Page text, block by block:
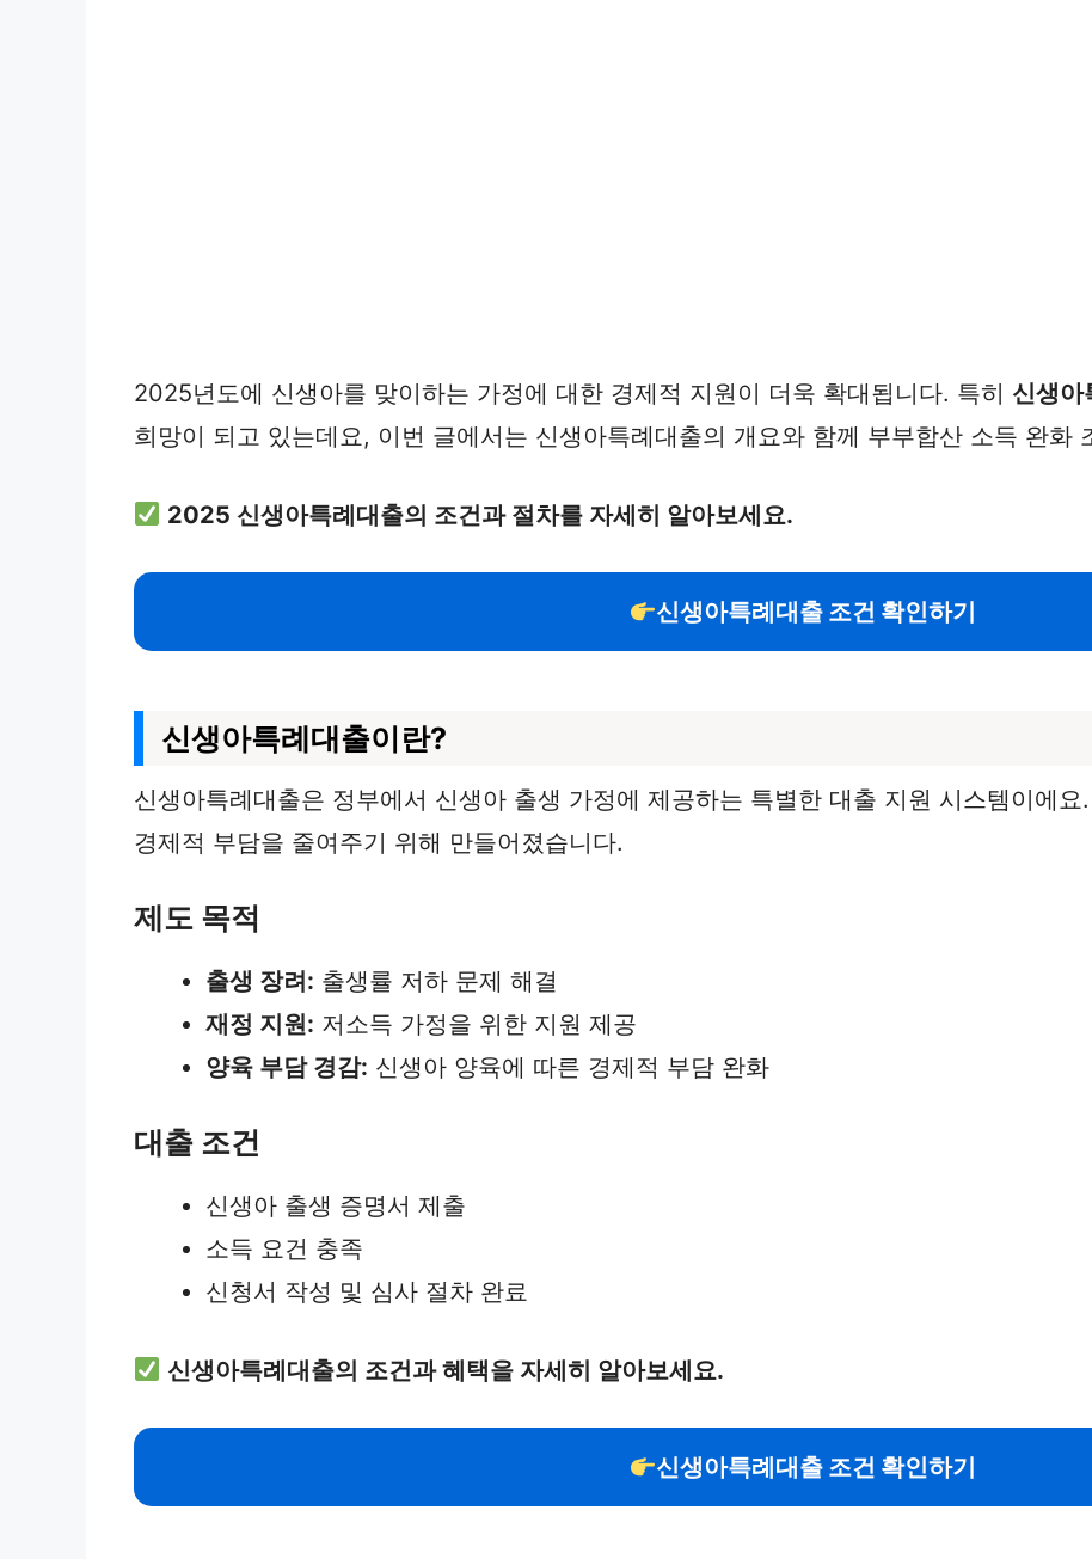
2025년도에 신생아를 맞이하는 가정에 대한 경제적 지원이 더욱 확대됩니다. 특히 신생아
희망이 되고 있는데요, 이번 글에서는 신생아특례대출의 개요와 함께 부부합산 소득 완화
2025 신생아특례대출의 조건과 절차를 자세히 알아보세요.
신생아특례대출 조건 확인하기
신생아특례대출이란?
신생아특례대출은 정부에서 신생아 출생 가정에 제공하는 특별한 대출 지원 시스템이에
경제적 부담을 줄여주기 위해 만들어졌습니다.
제도 목적
출생 장려: 출생률 저하 문제 해결
재정 지원: 저소득 가정을 위한 지원 제공
양육 부담 경감: 신생아 양육에 따른 경제적 부담 완화
대출 조건
신생아 출생 증명서 제출
소득 요건 충족
신청서 작성 및 심사 절차 완료
신생아특례대출의 조건과 혜택을 자세히 알아보세요.
신생아특례대출 조건 확인하기